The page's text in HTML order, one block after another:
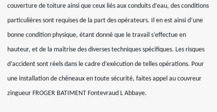
couverture de toiture ainsi que ceux liés aux conduits d’eau, des conditions
particulières sont requises de la part des opérateurs. Il en est ainsi d’une
bonne condition physique, étant donné que le travail s’effectue en
hauteur, et de la maîtrise des diverses techniques spécifiques. Les risques
d’accident sont réels dans le cadre d’exécution de telles opérations. Pour
une installation de chêneaux en toute sécurité, faites appel au couvreur
zingueur FROGER BATIMENT Fontevraud L Abbaye.